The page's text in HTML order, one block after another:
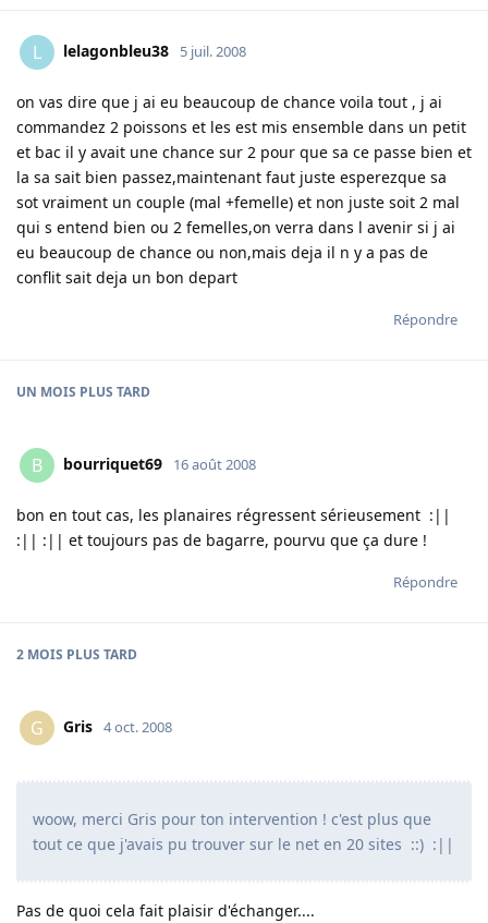
L lelagonbleu38 5 juil. 2008
on vas dire que j ai eu beaucoup de chance voila tout , j ai
commandez 2 poissons et les est mis ensemble dans un petit
et bac il y avait une chance sur 2 pour que sa ce passe bien et
la sa sait bien passez,maintenant faut juste esperezque sa
sot vraiment un couple (mal +femelle) et non juste soit 2 mal
qui s entend bien ou 2 femelles,on verra dans l avenir si j ai
eu beaucoup de chance ou non,mais deja il n y a pas de
conflit sait deja un bon depart
Répondre
UN MOIS PLUS TARD
B bourriquet69 16 août 2008
bon en tout cas, les planaires régressent sérieusement :||
:|| :|| et toujours pas de bagarre, pourvu que ça dure !
Répondre
2 MOIS PLUS TARD
G Gris 4 oct. 2008
woow, merci Gris pour ton intervention ! c'est plus que
tout ce que j'avais pu trouver sur le net en 20 sites ::) :||
Pas de quoi cela fait plaisir d'échanger....